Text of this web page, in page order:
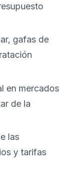
gafas de
en mercados
de la
las
y tarifas